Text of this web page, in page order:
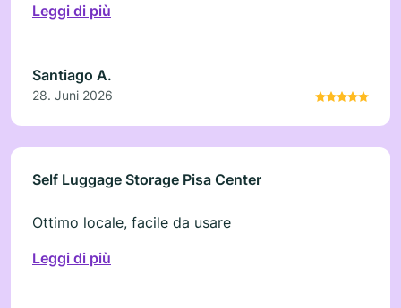
prenotato online, senza alcun problema, e il
soluzione perfetta per goderci la città senza
doverci trascinare dietro le valigie.
Consigliatissimo!
Leggi di più
Santiago A.
28. Juni 2026
Self Luggage Storage Pisa Center
Ottimo locale, facile da usare
Leggi di più